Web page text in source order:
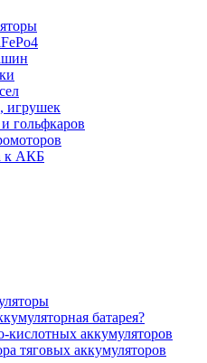
игрушек
гольфкаров
к АКБ
батарея?
аккумуляторов
тяговых аккумуляторов